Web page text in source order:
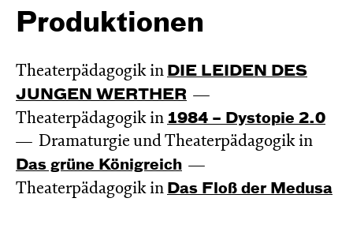
Produktionen
Theaterpädagogik in DIE LEIDEN DES
JUNGEN WERTHER
Theaterpädagogik in 1984 – Dystopie 2.0
Dramaturgie und Theaterpädagogik in
Das grüne König­reich
Theaterpädagogik in Das Floß der Medusa